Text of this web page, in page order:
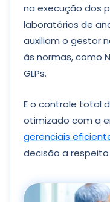
na execução dos
laboratórios de
auxiliam o gestor
às normas, como
GLPs.
E o controle total
otimizado com a
gerenciais
decisão a